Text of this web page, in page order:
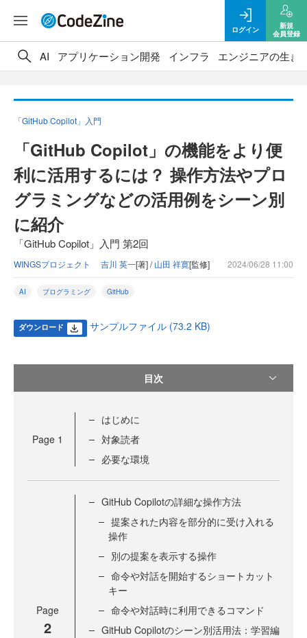
ログイン
新規
会員登録
AI アプリケーション開発 インフラ エンジニアの生き
「GitHub Copilot」入門
「GitHub Copilot」の機能をより便
利に活用するには？ 操作方法やプロ
グラミングなどの活用例をシーン別
に紹介
「GitHub Copilot」入門 第2回
WINGSプロジェクト 吉川 英一[著] /山田 祥寛[監修] 2024/06/28 11:00
AI プログラミング GitHub
ダウンロード サンプルファイル (73.2 KB)
目次
Page 1
はじめに
対象読者
必要な環境
Page
2
GitHub Copilotの詳細な操作方法
提案された内容を部分的に受け入れる
操作
別の提案を表示する操作
命令や対話を開始するショートカット
キー
命令や対話時に利用できるコマンド
GitHub Copilotのシーン別活用法：学習編